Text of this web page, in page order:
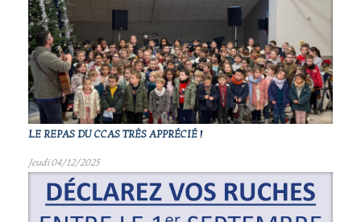
LE REPAS DU CCAS TRÈS APPRÉCIÉ !
Jeudi 04/12/2025